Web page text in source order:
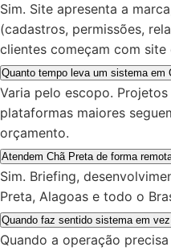
Sim. Site apresenta a
(cadastros, permissões,
clientes começam com site
Quanto tempo leva um sistema em
Varia pelo escopo.
plataformas maiores
orçamento.
Atendem Chã Preta de forma
Sim. Briefing,
Preta, Alagoas e todo o
Quando faz sentido sistema em
Quando a operação